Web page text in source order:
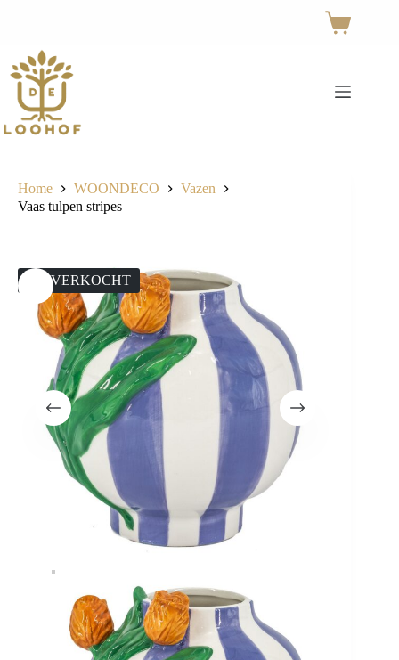
inhoud
Home WOONDECO
Vazen
Vaas tulpen stripes
UITVERKOCHT